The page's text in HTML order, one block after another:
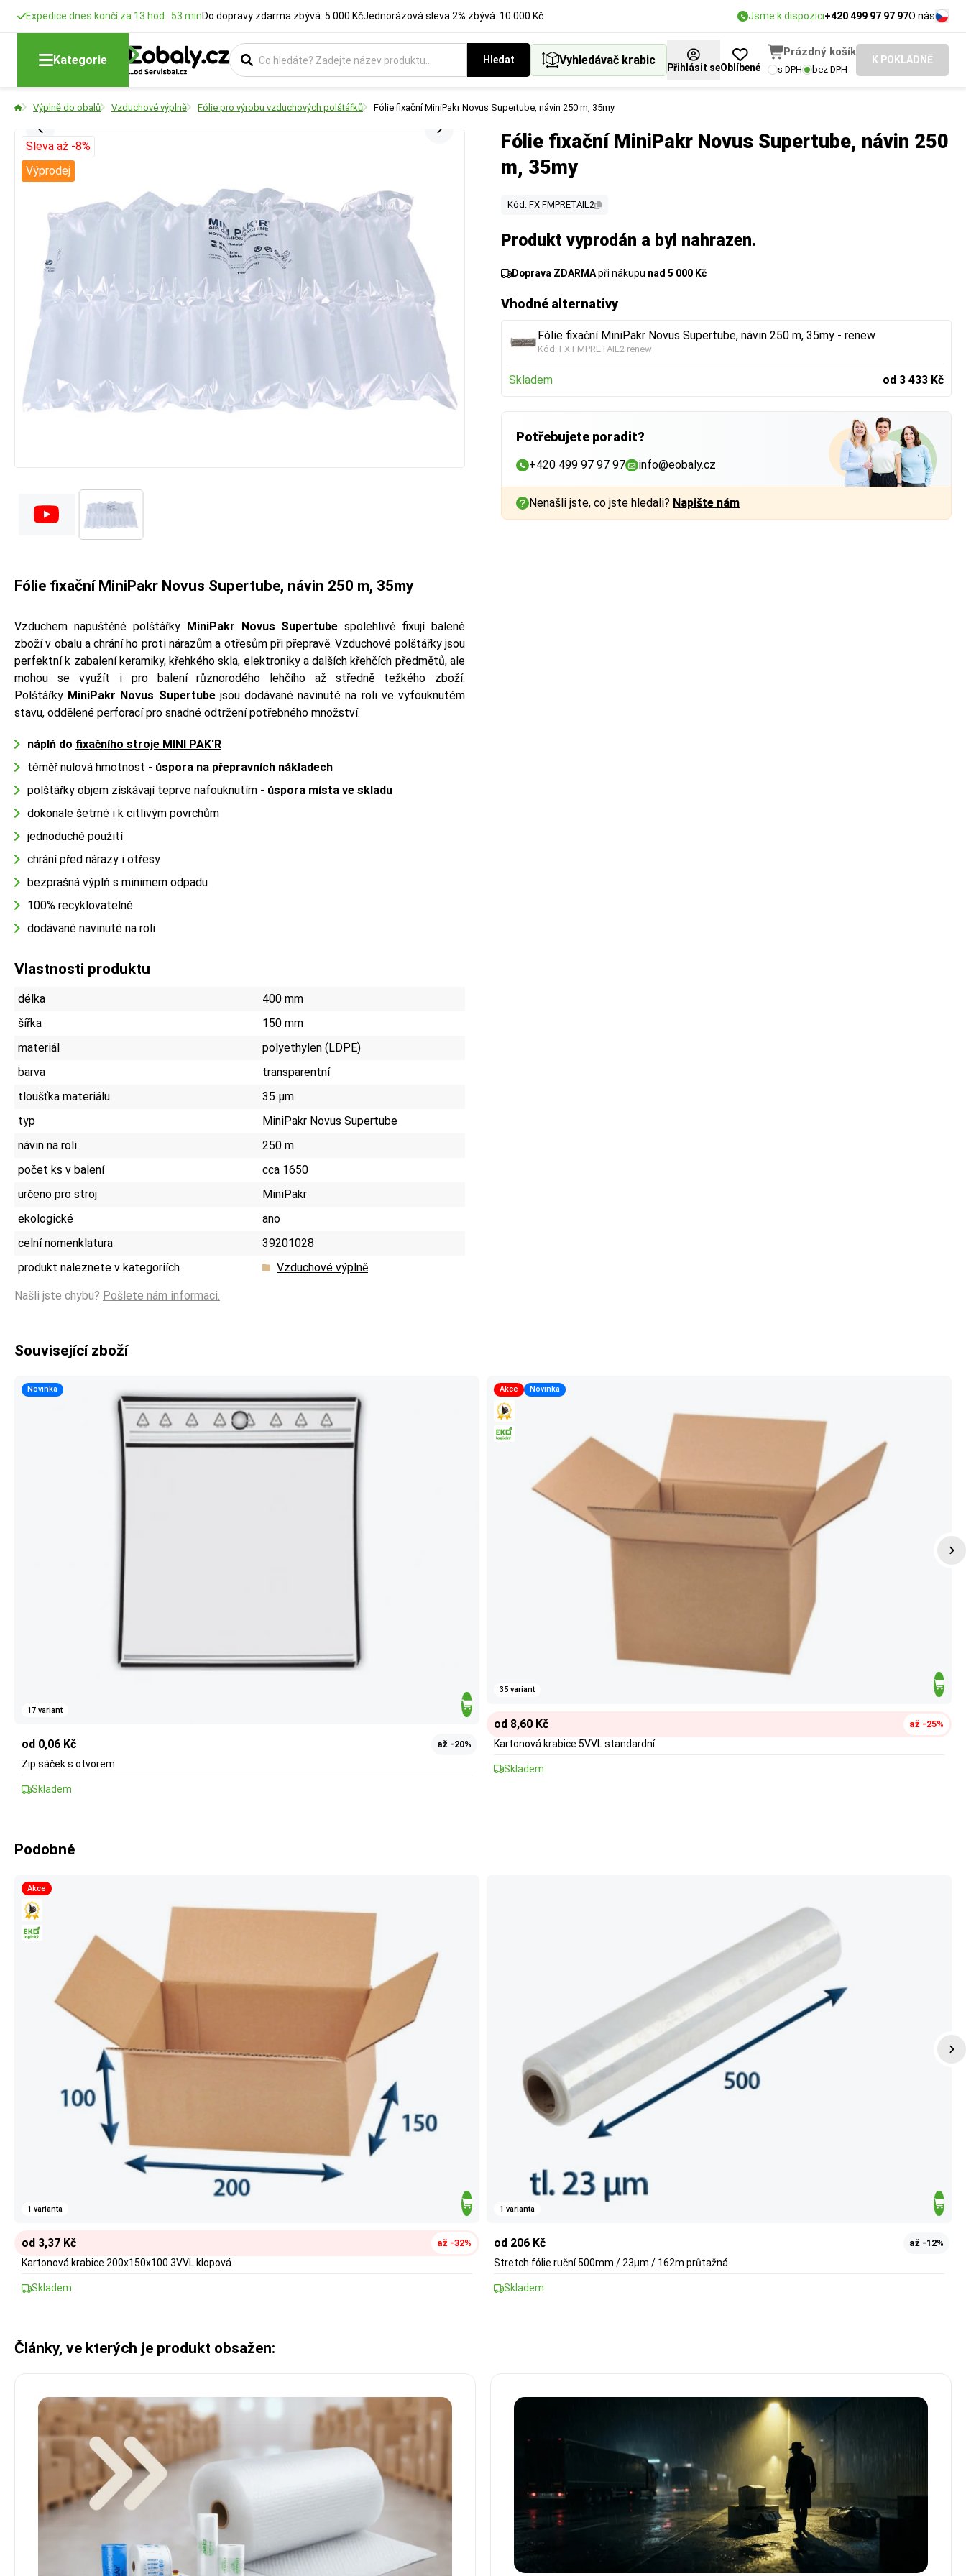
Expedice dnes končí za 13 hod. 53 minDo dopravy zdarma zbývá: 5 000 KčJednorázová sleva 2% zbývá: 10 000 Kč Jsme k dispozici+420 499 97 97 97O nás
Kategorie Hledat Vyhledávač krabic
Přihlásit seOblíbené
Prázdný košík
s DPH bez DPH
K POKLADNĚ
Výplně do obalů Vzduchové výplně Fólie pro výrobu vzduchových polštářků Fólie fixační MiniPakr Novus Supertube, návin 250 m, 35my
Fólie fixační MiniPakr Novus Supertube, návin 250
m, 35my
Kód: FX FMPRETAIL2
Produkt vyprodán a byl nahrazen.
Doprava ZDARMApři nákupu nad 5 000 Kč
Vhodné alternativy
Fólie fixační MiniPakr Novus Supertube, návin 250 m, 35my - renew
Kód: FX FMPRETAIL2 renew
Skladem od 3 433 Kč
Potřebujete poradit?
+420 499 97 97 97 info@eobaly.cz
Nenašli jste, co jste hledali? Napište nám
Sleva až -8%
Výprodej
Fólie fixační MiniPakr Novus Supertube, návin 250 m, 35my
Vzduchem napuštěné polštářky MiniPakr Novus Supertubespolehlivě fixují balené
zboží v obalu a chrání ho proti nárazům a otřesům při přepravě. Vzduchové polštářky jsou
perfektní k zabalení keramiky, křehkého skla, elektroniky a dalších křehčích předmětů, ale
mohou se využít i pro balení různorodého lehčího až středně težkého zboží.
Polštářky MiniPakr Novus Supertubejsou dodávané navinuté na roli ve vyfouknutém
stavu, oddělené perforací pro snadné odtržení potřebného množství.
náplň do fixačního stroje MINI PAK'R
téměř nulová hmotnost - úspora na přepravních nákladech
polštářky objem získávají teprve nafouknutím - úspora místa ve skladu
dokonale šetrné i k citlivým povrchům
jednoduché použití
chrání před nárazy i otřesy
bezprašná výplň s minimem odpadu
100% recyklovatelné
dodávané navinuté na roli
Vlastnosti produktu
délka
400 mm
šířka
150 mm
materiál
polyethylen (LDPE)
barva
transparentní
tloušťka materiálu
35 µm
typ
MiniPakr Novus Supertube
návin na roli
250 m
počet ks v balení
cca 1650
určeno pro stroj
MiniPakr
ekologické
ano
celní nomenklatura
39201028
produkt naleznete v kategoriích
Vzduchové výplně
Našli jste chybu? Pošlete nám informaci.
Související zboží
Novinka
17 variant
od 0,06 Kč až -20%
Zip sáček s otvorem
Skladem
Akce Novinka
35 variant
od 8,60 Kč až -25%
Kartonová krabice 5VVL standardní
Skladem
Podobné
Akce
1 varianta
od 3,37 Kč až -32%
Kartonová krabice 200x150x100 3VVL klopová
Skladem
1 varianta
od 206 Kč až -12%
Stretch fólie ruční 500mm / 23µm / 162m průtažná
Skladem
Články, ve kterých je produkt obsažen: